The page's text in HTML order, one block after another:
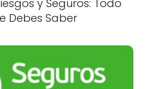
y Seguros: Todo
Debes Saber